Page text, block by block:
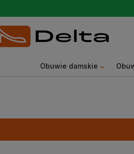
Obuwie damskie